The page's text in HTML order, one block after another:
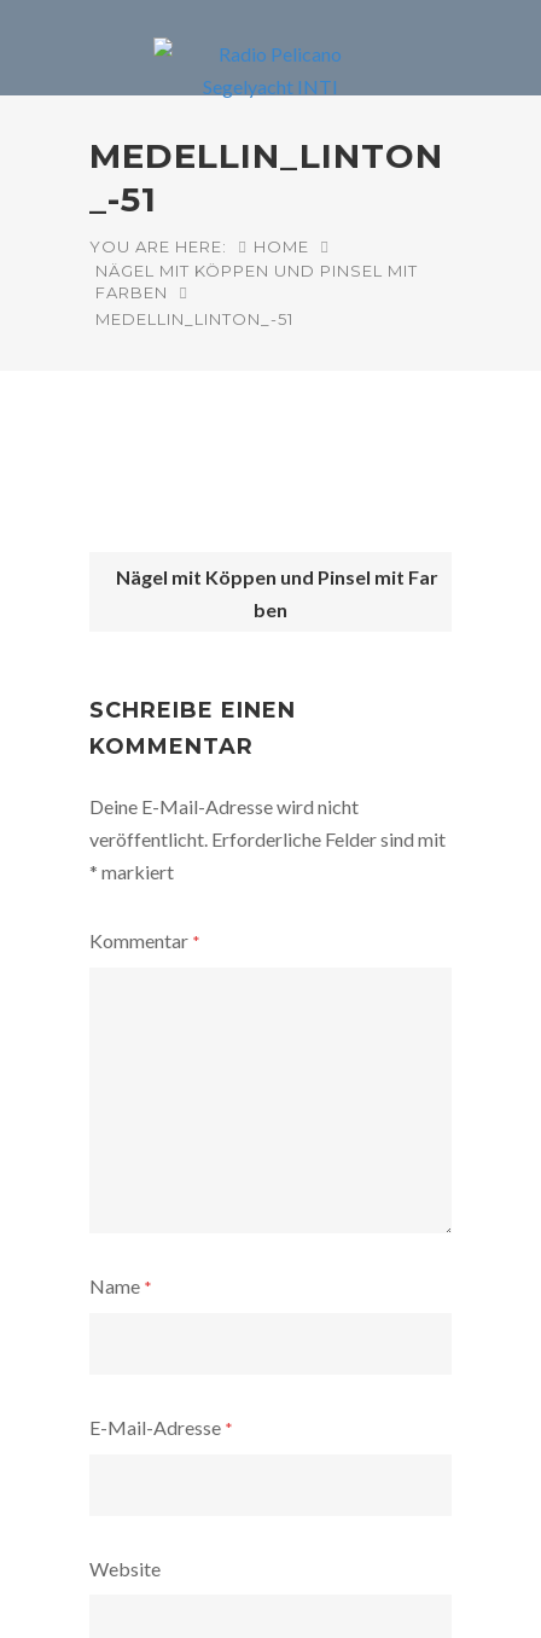
MEDELLIN_LINTON
_-51
YOU ARE HERE:
HOME
NÄGEL MIT KÖPPEN UND PINSEL MIT
FARBEN
MEDELLIN_LINTON_-51
Nägel mit Köppen und Pinsel mit Far
ben
SCHREIBE EINEN
KOMMENTAR
Deine E-Mail-Adresse wird nicht
veröffentlicht. Erforderliche Felder sind mit
* markiert
Kommentar *
Name *
E-Mail-Adresse *
Website